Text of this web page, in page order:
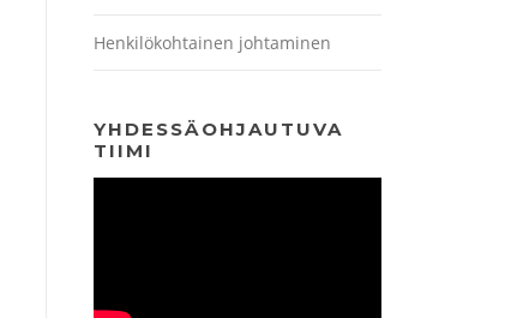
Henkilökohtainen johtaminen
YHDESSÄOHJAUTUVA
TIIMI